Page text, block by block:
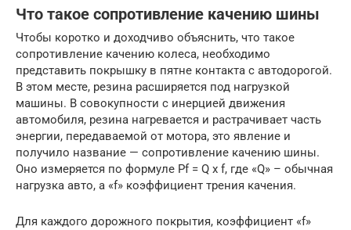
Что такое сопротивление качению шины
Чтобы коротко и доходчиво объяснить, что такое
сопротивление качению колеса, необходимо
представить покрышку в пятне контакта с автодорогой.
В этом месте, резина расширяется под нагрузкой
машины. В совокупности с инерцией движения
автомобиля, резина нагревается и растрачивает часть
энергии, передаваемой от мотора, это явление и
получило название — сопротивление качению шины.
Оно измеряется по формуле Pf = Q х f, где «Q» – обычная
нагрузка авто, а «f» коэффициент трения качения.
Для каждого дорожного покрытия, коэффициент «f»